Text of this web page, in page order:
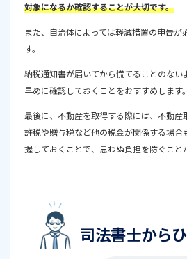
対象になるか確認することが大切です。
また、自治体によっては軽減措置の申告が
す。
納税通知書が届いてから慌てることのない
早めに確認しておくことをおすすめします。
最後に、不動産を取得する際には、不動産
許税や贈与税など他の税金が関係する場合
握しておくことで、思わぬ負担を防ぐこと
司法書士から